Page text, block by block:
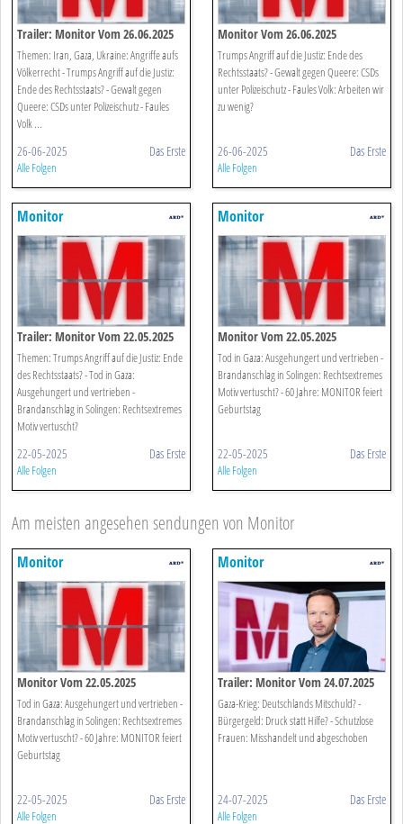
Trailer: Monitor Vom 26.06.2025
Themen: Iran, Gaza, Ukraine: Angriffe aufs
Völkerrecht - Trumps Angriff auf die Justiz:
Ende des Rechtsstaats? - Gewalt gegen
Queere: CSDs unter Polizeischutz - Faules
Volk ...
26-06-2025 Das Erste
Alle Folgen
Monitor Vom 26.06.2025
Trumps Angriff auf die Justiz: Ende des
Rechtsstaats? - Gewalt gegen Queere: CSDs
unter Polizeischutz - Faules Volk: Arbeiten wir
zu wenig?
26-06-2025 Das Erste
Alle Folgen
Monitor
Trailer: Monitor Vom 22.05.2025
Themen: Trumps Angriff auf die Justiz: Ende
des Rechtsstaats? - Tod in Gaza:
Ausgehungert und vertrieben -
Brandanschlag in Solingen: Rechtsextremes
Motiv vertuscht?
22-05-2025 Das Erste
Alle Folgen
Monitor
Monitor Vom 22.05.2025
Tod in Gaza: Ausgehungert und vertrieben -
Brandanschlag in Solingen: Rechtsextremes
Motiv vertuscht? - 60 Jahre: MONITOR feiert
Geburtstag
22-05-2025 Das Erste
Alle Folgen
Am meisten angesehen sendungen von Monitor
Monitor
Monitor Vom 22.05.2025
Tod in Gaza: Ausgehungert und vertrieben -
Brandanschlag in Solingen: Rechtsextremes
Motiv vertuscht? - 60 Jahre: MONITOR feiert
Geburtstag
22-05-2025 Das Erste
Alle Folgen
Monitor
Trailer: Monitor Vom 24.07.2025
Gaza-Krieg: Deutschlands Mitschuld? -
Bürgergeld: Druck statt Hilfe? - Schutzlose
Frauen: Misshandelt und abgeschoben
24-07-2025 Das Erste
Alle Folgen